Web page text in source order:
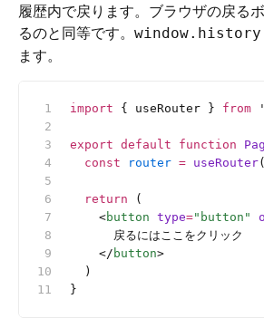
履歴内で戻ります。ブラウザの戻る
るのと同等です。
ます。
import { useRouter } from '
export default function
  const
router = useRouter
  return
(
    <
button type="button"
      戻るにはここをクリック
    </
button>
  )
}